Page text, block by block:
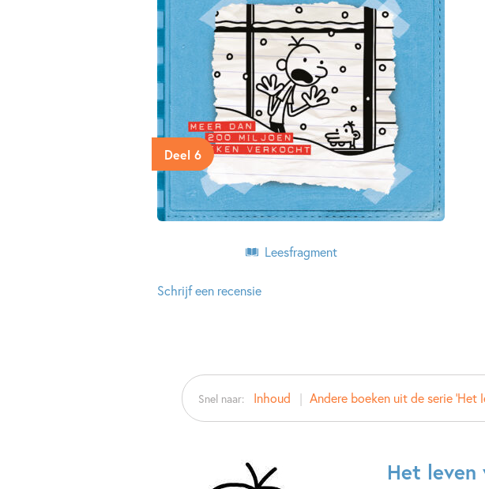
Deel 6
Leesfragment
Schrijf een recensie
Snel naar: Inhoud Andere boeken uit de serie 'Het
Het leven